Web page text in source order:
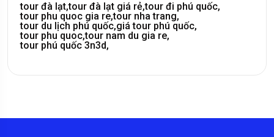
tour đà lạt,tour đà lạt giá rẻ,tour đi phú quốc,
tour phu quoc gia re,tour nha trang,
tour du lịch phú quốc,giá tour phú quốc,
tour phu quoc,tour nam du gia re,
tour phú quốc 3n3d,